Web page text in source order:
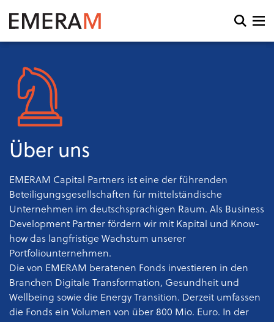
zum
Open
search
Über uns
EMERAM Capital Partners ist eine der führenden
Beteiligungsgesellschaften für mittelständische
Unternehmen im deutschsprachigen Raum. Als Business
Development Partner fördern wir mit Kapital und Know-
how das langfristige Wachstum unserer
Portfoliounternehmen.
Die von EMERAM beratenen Fonds investieren in den
Branchen Digitale Transformation, Gesundheit und
Wellbeing sowie die Energy Transition. Derzeit umfassen
die Fonds ein Volumen von über 800 Mio. Euro. In der